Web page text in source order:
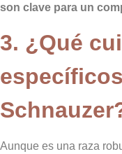
son clave para un
3. ¿Qué
Aunque es una raza